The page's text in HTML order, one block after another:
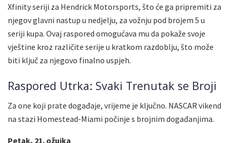
Xfinity seriji za Hendrick Motorsports, što će ga pripremiti za
njegov glavni nastup u nedjelju, za vožnju pod brojem 5 u
seriji kupa. Ovaj raspored omogućava mu da pokaže svoje
vještine kroz različite serije u kratkom razdoblju, što može
biti ključ za njegovo finalno uspjeh.
Raspored Utrka: Svaki Trenutak se Broji
Za one koji prate događaje, vrijeme je ključno. NASCAR vikend
na stazi Homestead-Miami počinje s brojnim događanjima.
Petak, 21. ožujka